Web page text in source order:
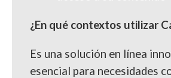
¿En qué contextos utilizar
Es una solución en línea
esencial para necesidades